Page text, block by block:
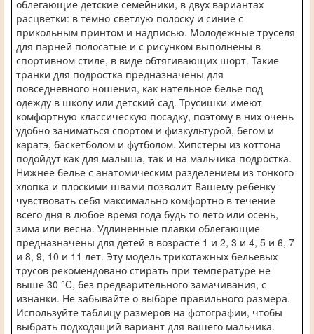
облегающие детские семейники, в двух вариантах
расцветки: в темно-светлую полоску и синие с
прикольным принтом и надписью. Молодежные труселя
для парней полосатые и с рисунком выполнены в
спортивном стиле, в виде обтягивающих шорт. Такие
транки для подростка предназначены для
повседневного ношения, как нательное белье под
одежду в школу или детский сад. Трусишки имеют
комфортную классическую посадку, поэтому в них очень
удобно заниматься спортом и физкультурой, бегом и
каратэ, баскетболом и футболом. Хипстеры из коттона
подойдут как для малыша, так и на мальчика подростка.
Нижнее белье с анатомическим разделением из тонкого
хлопка и плоскими швами позволит Вашему ребенку
чувствовать себя максимально комфортно в течение
всего дня в любое время года будь то лето или осень,
зима или весна. Удлиненные плавки облегающие
предназначены для детей в возрасте 1 и 2, 3 и 4, 5 и 6, 7
и 8, 9, 10 и 11 лет. Эту модель трикотажных бельевых
трусов рекомендовано стирать при температуре не
выше 30 °C, без предварительного замачивания, с
изнанки. Не забывайте о выборе правильного размера.
Используйте таблицу размеров на фотографии, чтобы
выбрать подходящий вариант для вашего мальчика.